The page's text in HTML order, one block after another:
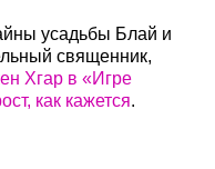
усадьбы Блай и
священник,
Хгар в «Игре
как кажется.